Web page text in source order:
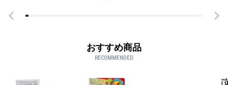
おすすめ商品
RECOMMENDED